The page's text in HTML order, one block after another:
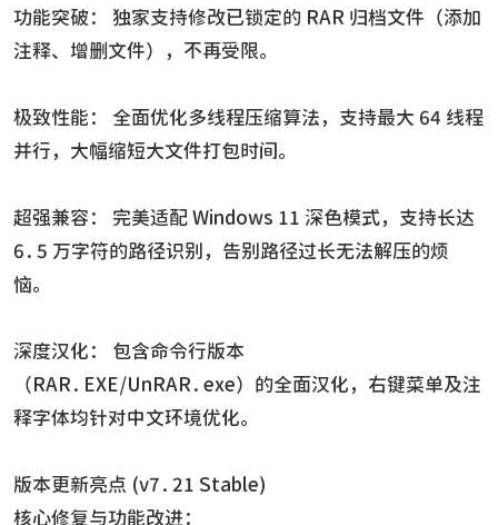
功能突破： 独家支持修改已锁定的 RAR 归档文件（添加
注释、增删文件），不再受限。
极致性能： 全面优化多线程压缩算法，支持最大 64 线程
并行，大幅缩短大文件打包时间。
超强兼容： 完美适配 Windows 11 深色模式，支持长达
6.5 万字符的路径识别，告别路径过长无法解压的烦
恼。
深度汉化： 包含命令行版本
（RAR.EXE/UnRAR.exe）的全面汉化，右键菜单及注
释字体均针对中文环境优化。
版本更新亮点 (v7.21 Stable)
核心修复与功能改进：